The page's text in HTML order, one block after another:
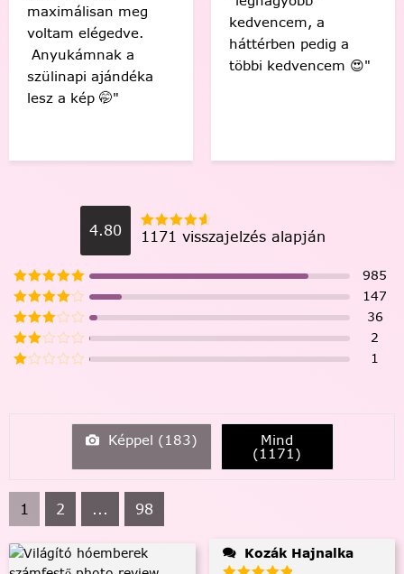
meg
kedvencem, a
háttérben pedig a
többi kedvencem 😍"
gyönyörű
4.80 1171 visszajelzés alapján
985
147
36
2
1
Képpel (183) Mind
(1171)
1 2 ... 98
Kozák Hajnalka